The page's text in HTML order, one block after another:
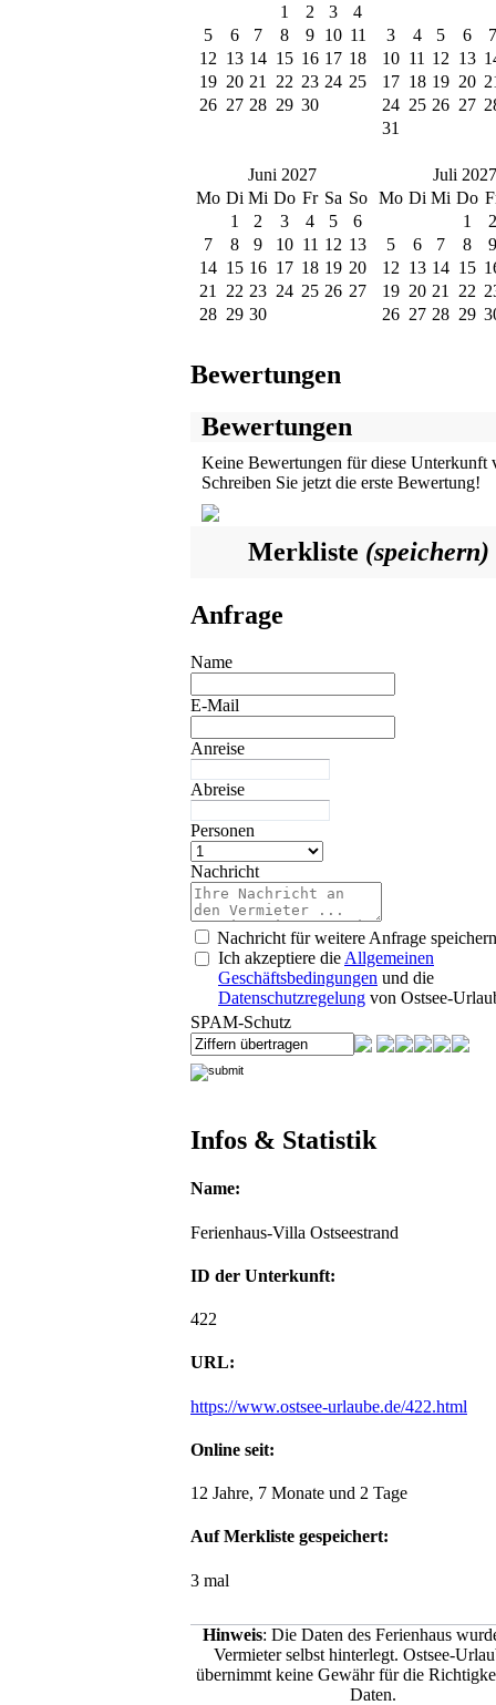
1
2 3
4
5
6 7 8 9 10 11
12 13 14 15 16 17 18
19 20 21 22 23 24 25
26 27 28 29 30
3 4 5 6
7
10 11 12 13
17 18 19 20
24 25 26 27
31
Juni 2027
Mo Di Mi Do Fr Sa So
1
2 3 4 5
6
7
8 9 10 11 12 13
14 15 16 17 18 19 20
21
22 23 24 25 26 27
28 29 30
Juli 2027
Mo Di Mi Do
1
2
5
6 7 8
9
12 13 14 15
19 20 21 22
26 27 28 29
Bewertungen
Bewertungen
Keine Bewertungen für diese Unterkunft
Schreiben Sie jetzt die erste Bewertung!
Merkliste (speichern)
Anfrage
Name
E-Mail
Anreise
Abreise
Personen
Nachricht
Nachricht für weitere Anfrage speichern
Ich akzeptiere die Allgemeinen
Geschäftsbedingungen und die
Datenschutzregelung von Ostsee-
SPAM-Schutz
Infos & Statistik
Name:
Ferienhaus-Villa Ostseestrand
ID der Unterkunft:
422
URL:
https://www.ostsee-urlaube.de/422.html
Online seit:
12 Jahre, 7 Monate und 2 Tage
Auf Merkliste gespeichert:
3 mal
Hinweis: Die Daten des Ferienhaus
Vermieter selbst hinterlegt. Ostsee-
übernimmt keine Gewähr für die
Daten.